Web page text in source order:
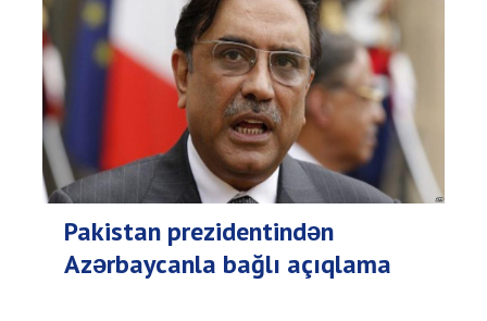
Pakistan prezidentindən
Azərbaycanla bağlı açıqlama